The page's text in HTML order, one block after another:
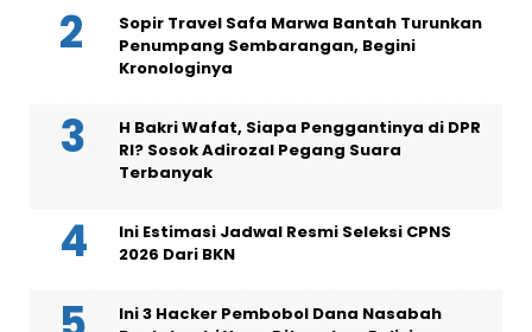
Sopir Travel Safa Marwa Bantah Turunkan
Penumpang Sembarangan, Begini
Kronologinya
H Bakri Wafat, Siapa Penggantinya di DPR
RI? Sosok Adirozal Pegang Suara
Terbanyak
Ini Estimasi Jadwal Resmi Seleksi CPNS
2026 Dari BKN
Ini 3 Hacker Pembobol Dana Nasabah